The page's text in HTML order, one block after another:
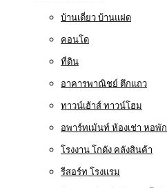
บ้านเดี่ยว บ้านแฝด
คอนโด
ที่ดิน
อาคารพาณิชย์ ตึกแถว
ทาวน์เฮ้าส์ ทาวน์โฮม
อพาร์ทเม้นท์ ห้องเช่า หอพัก
โรงงาน โกดัง คลังสินค้า
รีสอร์ท โรงแรม